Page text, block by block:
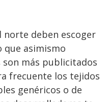
norte deben escoger
que asimismo
más publicitados
frecuente los tejidos
genéricos o de